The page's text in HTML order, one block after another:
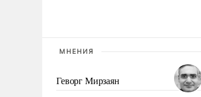
МНЕНИЯ
Геворг Мирзаян